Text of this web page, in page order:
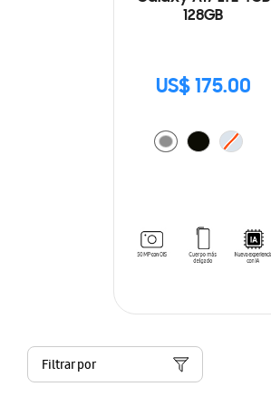
128GB
US$ 175.00
Filtrar por